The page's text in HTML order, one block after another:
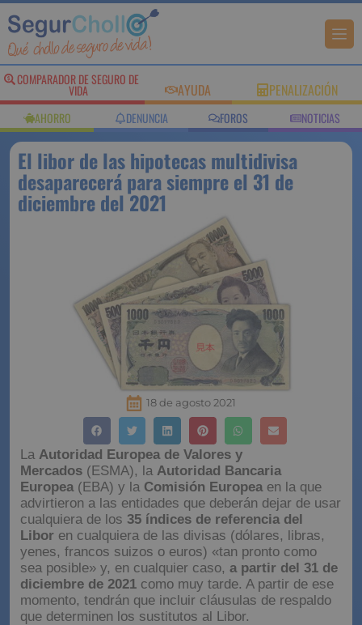
COMPARADOR DE SEGURO DE
VIDA AYUDA PENALIZACIÓN
AHORRO DENUNCIA FOROS NOTICIAS
El libor de las hipotecas multidivisa
desaparecerá para siempre el 31 de
diciembre del 2021
18 de agosto 2021
La Autoridad Europea de Valores y
Mercados (ESMA), la Autoridad Bancaria
Europea(EBA) y la Comisión Europeaen la que
advirtieron a las entidades que deberán dejar de usar
cualquiera de los 35 índices de referencia del
Libor en cualquiera de las divisas (dólares, libras,
yenes, francos suizos o euros) «tan pronto como
sea posible» y, en cualquier caso, a partir del 31 de
diciembre de 2021 como muy tarde. A partir de ese
momento, tendrán que incluir cláusulas de respaldo
que determinen los sustitutos al Libor.